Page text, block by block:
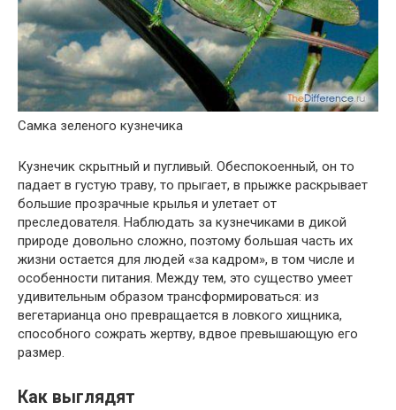
Самка зеленого кузнечика
Кузнечик скрытный и пугливый. Обеспокоенный, он то
падает в густую траву, то прыгает, в прыжке раскрывает
большие прозрачные крылья и улетает от
преследователя. Наблюдать за кузнечиками в дикой
природе довольно сложно, поэтому большая часть их
жизни остается для людей «за кадром», в том числе и
особенности питания. Между тем, это существо умеет
удивительным образом трансформироваться: из
вегетарианца оно превращается в ловкого хищника,
способного сожрать жертву, вдвое превышающую его
размер.
Как выглядят